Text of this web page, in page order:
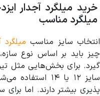
خرید میلگرد آجدار
میلگرد مناسب
انتخاب سایز مناسب میلگرد
چیز باید بر اساس نوع
گیرد. برای بخش‌هایی مثل
سایز ۱۲ یا ۱۴
پذیری بیشتر دارند. اما